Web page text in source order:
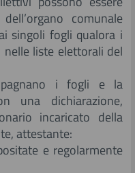
comunale
singoli fogli qualora i
liste elettorali del
i fogli e la
una dichiarazione,
incaricato della
attestante:
e regolarmente